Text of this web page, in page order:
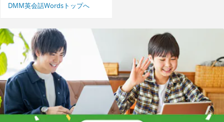
DMM英会話Wordsトップへ